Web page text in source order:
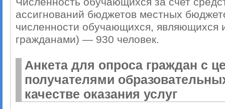
ассигнований бюджетов местных
численности обучающихся, являющихся
гражданами) — 930 человек.
Анкета для опроса граждан с
получателями
качестве оказания услуг